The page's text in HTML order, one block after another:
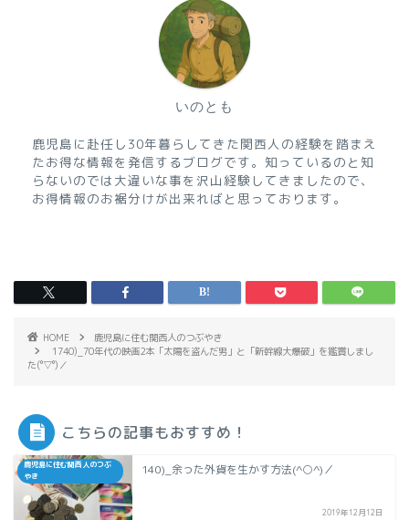
いのとも
鹿児島に赴任し30年暮らしてきた関西人の経験を踏まえ
たお得な情報を発信するブログです。知っているのと知
らないのでは大違いな事を沢山経験してきましたので、
お得情報のお裾分けが出来ればと思っております。
HOME
鹿児島に住む関西人のつぶやき
1740)_70年代の映画2本「太陽を盗んだ男」と「新幹線大爆破」を鑑賞しまし
た(°▽°)／
こちらの記事もおすすめ！
鹿児島に住む関西人のつぶ
やき
140)_余った外貨を生かす方法(^○^)／
2019年12月12日